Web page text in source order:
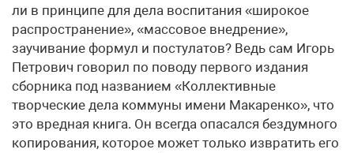
ли в принципе для дела воспитания «широкое
распространение», «массовое внедрение»,
заучивание формул и постулатов? Ведь сам Игорь
Петрович говорил по поводу первого издания
сборника под названием «Коллективные
творческие дела коммуны имени Макаренко», что
это вредная книга. Он всегда опасался бездумного
копирования, которое может только извратить его